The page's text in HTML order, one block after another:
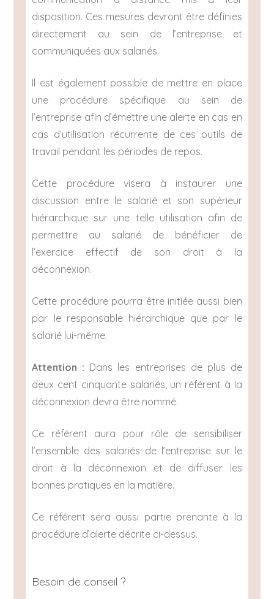
disposition. Ces mesures devront être définies
directement au sein de l’entreprise et
communiquées aux salariés.
Il est également possible de mettre en place
une procédure spécifique au sein de
l’entreprise afin d’émettre une alerte en cas en
cas d’utilisation récurrente de ces outils de
travail pendant les périodes de repos.
Cette procédure visera à instaurer une
discussion entre le salarié et son supérieur
hiérarchique sur une telle utilisation afin de
permettre au salarié de bénéficier de
l’exercice effectif de son droit à la
déconnexion.
Cette procédure pourra être initiée aussi bien
par le responsable hiérarchique que par le
salarié lui-même.
Attention : Dans les entreprises de plus de
deux cent cinquante salariés, un référent à la
déconnexion devra être nommé.
Ce référent aura pour rôle de sensibiliser
l’ensemble des salariés de l’entreprise sur le
droit à la déconnexion et de diffuser les
bonnes pratiques en la matière.
Ce référent sera aussi partie prenante à la
procédure d’alerte décrite ci-dessus.
Besoin de conseil ?